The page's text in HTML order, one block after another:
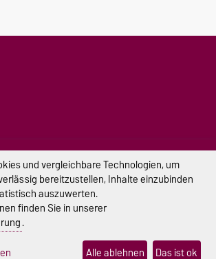
Impressum
Datenschutz
Barrierefreiheit
Cookie-Einstellungen
und vergleichbare Technologien, um
bereitzustellen, Inhalte einzubinden
auszuwerten.
finden Sie in unserer
.
Alle ablehnen Das ist ok